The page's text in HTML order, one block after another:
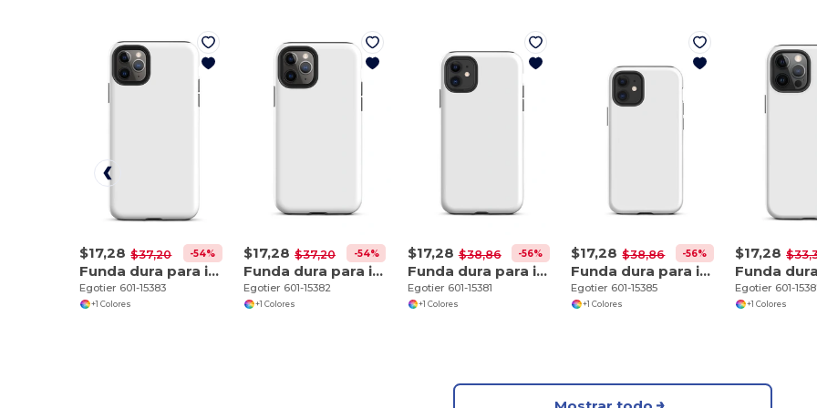
$17,28 $37,20 -54%
Funda dura para iPhone 11 Pro Max
Egotier 601-15383
+1 Colores
$17,28 $37,20 -54%
Funda dura para iPhone 11 Pro
Egotier 601-15382
+1 Colores
$17,28 $38,86 -56%
Funda dura para iPhone 11
Egotier 601-15381
+1 Colores
$17,28 $38,86 -56%
Funda dura para iPhone 12 mini
Egotier 601-15385
+1 Colores
$17,28
Egotier 601-
+1 Colores